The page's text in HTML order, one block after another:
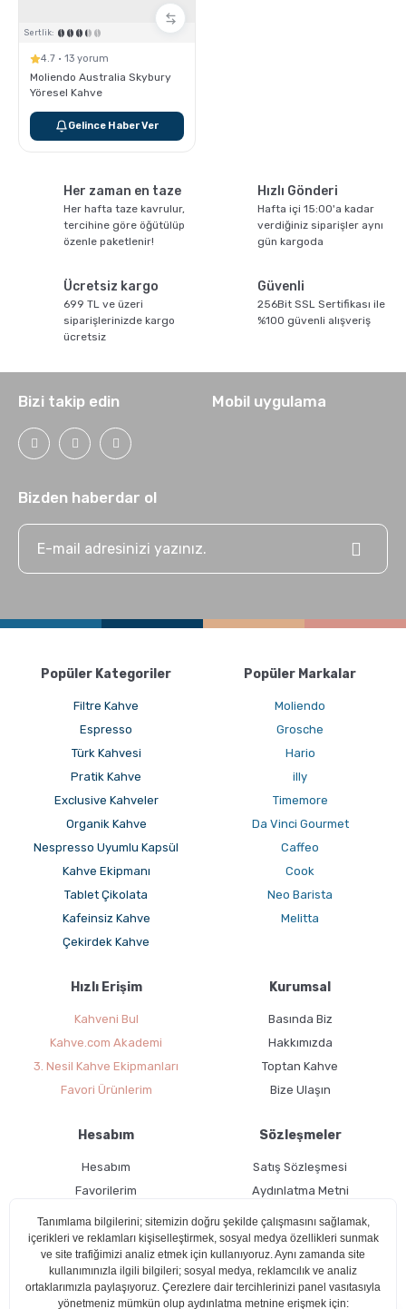
Sertlik:
4.7 · 13 yorum
Moliendo Australia Skybury
Yöresel Kahve
Gelince Haber Ver
Her zaman en taze
Her hafta taze kavrulur,
tercihine göre öğütülüp
özenle paketlenir!
Hızlı Gönderi
Hafta içi 15:00'a kadar
verdiğiniz siparişler aynı
gün kargoda
Ücretsiz kargo
699 TL ve üzeri
siparişlerinizde kargo
ücretsiz
Güvenli
256Bit SSL Sertifikası ile
%100 güvenli alışveriş
Bizi takip edin
Bizden haberdar ol
Mobil uygulama
Popüler Kategoriler
Filtre Kahve
Espresso
Türk Kahvesi
Pratik Kahve
Exclusive Kahveler
Organik Kahve
Nespresso Uyumlu Kapsül
Kahve Ekipmanı
Tablet Çikolata
Kafeinsiz Kahve
Çekirdek Kahve
Popüler Markalar
Moliendo
Grosche
Hario
illy
Timemore
Da Vinci Gourmet
Caffeo
Cook
Neo Barista
Melitta
Hızlı Erişim
Kahveni Bul
Kahve.com Akademi
3. Nesil Kahve Ekipmanları
Favori Ürünlerim
Kurumsal
Basında Biz
Hakkımızda
Toptan Kahve
Bize Ulaşın
Hesabım
Hesabım
Favorilerim
Kargo Takibi
Ücretsiz Üyelik
Sözleşmeler
Satış Sözleşmesi
Aydınlatma Metni
Teslimat Bilgileri
Kullanım Koşulları
Çerez Politikası